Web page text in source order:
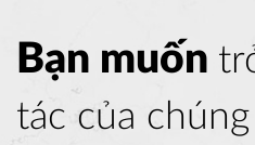
Bạn muốn
tác của